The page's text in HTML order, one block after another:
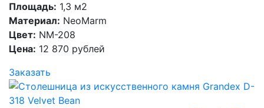
Площадь: 1,3 м2
Материал: NeoMarm
Цвет: NM-208
Цена: 12 870 рублей
Заказать